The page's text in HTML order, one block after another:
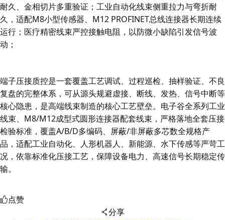
耐久、金相切片多重验证；工业自动化线束侧重拉力与弯折耐
久，适配M8小型传感器、M12 PROFINET总线连接器长期连续
运行；医疗精密线束严控接触电阻，以防微小缺陷引发信号波
动；
端子压接质控是一套覆盖工艺调试、过程巡检、抽样验证、不良
复盘的完整体系，可从源头规避虚接、断线、发热、信号中断等
核心隐患，是高端线束制造的核心工艺壁垒。 电子谷全系列工业
线束、M8/M12成型式圆形连接器配套线束，严格落地全套压接
检验标准，覆盖A/B/D多编码、屏蔽/非屏蔽多芯数全规格产
品 ，适配工业自动化、人形机器人、新能源、水下传感等严苛工
况，依靠标准化压接工艺，保障设备电力、高速信号长期稳定传
输。
点赞
分享